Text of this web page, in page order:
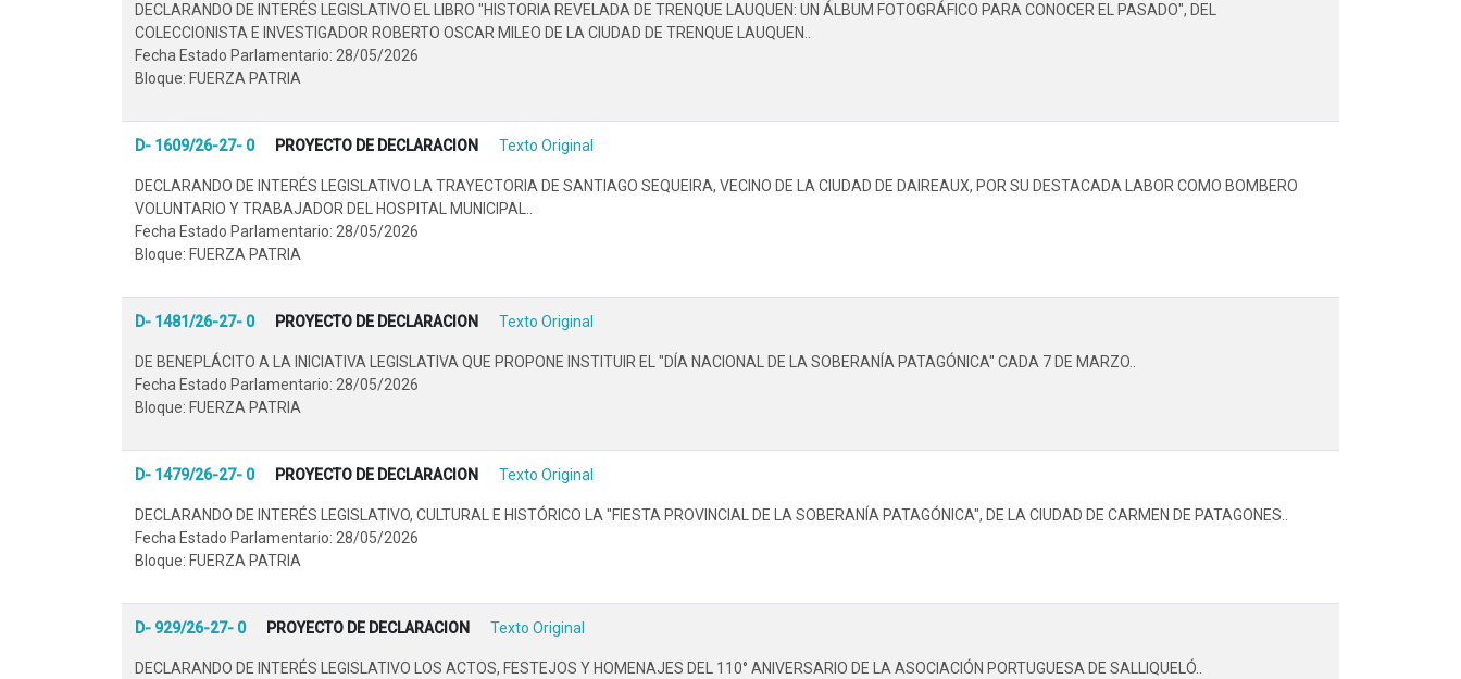
DECLARANDO DE INTERÉS LEGISLATIVO EL LIBRO "HISTORIA REVELADA DE TRENQUE LAUQUEN: UN ÁLBUM FOTOGRÁFICO PARA CONOCER EL PASADO", DEL
COLECCIONISTA E INVESTIGADOR ROBERTO OSCAR MILEO DE LA CIUDAD DE TRENQUE LAUQUEN..
Fecha Estado Parlamentario: 28/05/2026
Bloque: FUERZA PATRIA
D- 1609/26-27- 0 PROYECTO DE DECLARACION Texto Original
DECLARANDO DE INTERÉS LEGISLATIVO LA TRAYECTORIA DE SANTIAGO SEQUEIRA, VECINO DE LA CIUDAD DE DAIREAUX, POR SU DESTACADA LABOR COMO BOMBERO
VOLUNTARIO Y TRABAJADOR DEL HOSPITAL MUNICIPAL..
Fecha Estado Parlamentario: 28/05/2026
Bloque: FUERZA PATRIA
D- 1481/26-27- 0 PROYECTO DE DECLARACION Texto Original
DE BENEPLÁCITO A LA INICIATIVA LEGISLATIVA QUE PROPONE INSTITUIR EL "DÍA NACIONAL DE LA SOBERANÍA PATAGÓNICA" CADA 7 DE MARZO..
Fecha Estado Parlamentario: 28/05/2026
Bloque: FUERZA PATRIA
D- 1479/26-27- 0 PROYECTO DE DECLARACION Texto Original
DECLARANDO DE INTERÉS LEGISLATIVO, CULTURAL E HISTÓRICO LA "FIESTA PROVINCIAL DE LA SOBERANÍA PATAGÓNICA", DE LA CIUDAD DE CARMEN DE PATAGONES..
Fecha Estado Parlamentario: 28/05/2026
Bloque: FUERZA PATRIA
D- 929/26-27- 0 PROYECTO DE DECLARACION Texto Original
DECLARANDO DE INTERÉS LEGISLATIVO LOS ACTOS, FESTEJOS Y HOMENAJES DEL 110° ANIVERSARIO DE LA ASOCIACIÓN PORTUGUESA DE SALLIQUELÓ..